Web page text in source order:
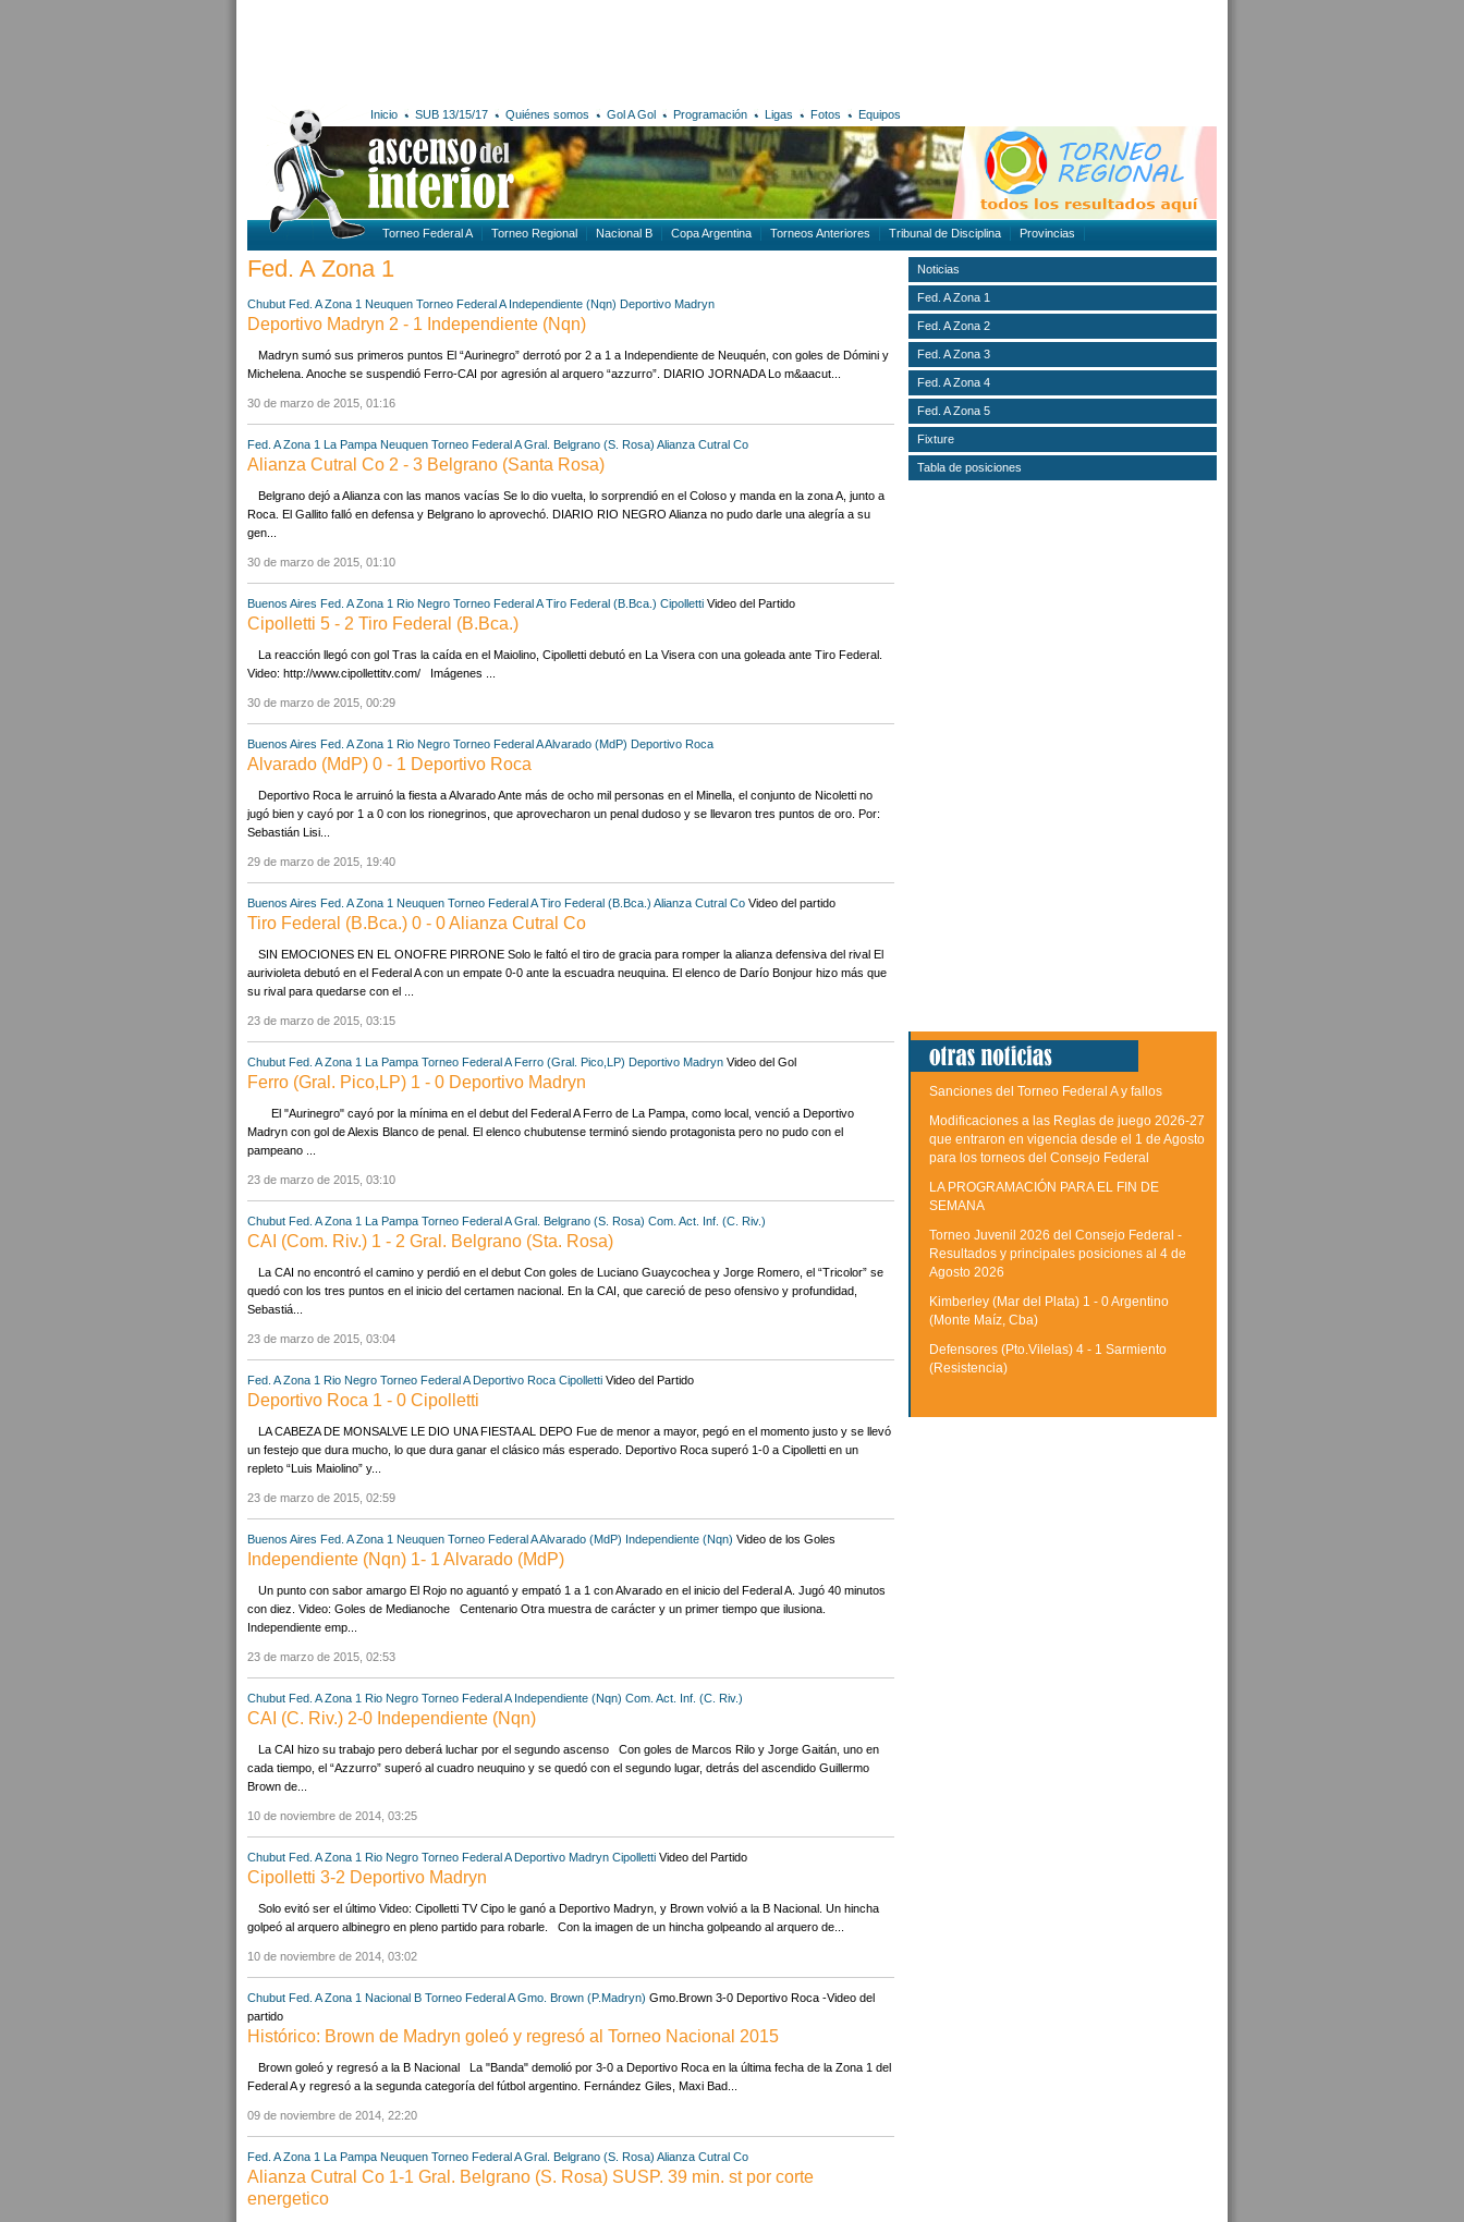
Inicio SUB 13/15/17 Quiénes somos Gol A Gol Programación Ligas Fotos Equipos
Torneo Federal A Torneo Regional Nacional B Copa Argentina Torneos Anteriores Tribunal de Disciplina Provincias
Fed. A Zona 1
Chubut Fed. A Zona 1 Neuquen Torneo Federal A Independiente (Nqn) Deportivo Madryn
Deportivo Madryn 2 - 1 Independiente (Nqn)
Madryn sumó sus primeros puntos El “Aurinegro” derrotó por 2 a 1 a Independiente de Neuquén, con goles de Dómini y
Michelena. Anoche se suspendió Ferro-CAI por agresión al arquero “azzurro”. DIARIO JORNADA Lo m&aacut...
30 de marzo de 2015, 01:16
Fed. A Zona 1 La Pampa Neuquen Torneo Federal A Gral. Belgrano (S. Rosa) Alianza Cutral Co
Alianza Cutral Co 2 - 3 Belgrano (Santa Rosa)
Belgrano dejó a Alianza con las manos vacías Se lo dio vuelta, lo sorprendió en el Coloso y manda en la zona A, junto a
Roca. El Gallito falló en defensa y Belgrano lo aprovechó. DIARIO RIO NEGRO Alianza no pudo darle una alegría a su
gen...
30 de marzo de 2015, 01:10
Buenos Aires Fed. A Zona 1 Rio Negro Torneo Federal A Tiro Federal (B.Bca.) Cipolletti Video del Partido
Cipolletti 5 - 2 Tiro Federal (B.Bca.)
La reacción llegó con gol Tras la caída en el Maiolino, Cipolletti debutó en La Visera con una goleada ante Tiro Federal.
Video: http://www.cipollettitv.com/ Imágenes ...
30 de marzo de 2015, 00:29
Buenos Aires Fed. A Zona 1 Rio Negro Torneo Federal AAlvarado (MdP) Deportivo Roca
Alvarado (MdP) 0 - 1 Deportivo Roca
Deportivo Roca le arruinó la fiesta a Alvarado Ante más de ocho mil personas en el Minella, el conjunto de Nicoletti no
jugó bien y cayó por 1 a 0 con los rionegrinos, que aprovecharon un penal dudoso y se llevaron tres puntos de oro. Por:
Sebastián Lisi...
29 de marzo de 2015, 19:40
Buenos Aires Fed. A Zona 1 Neuquen Torneo Federal A Tiro Federal (B.Bca.) Alianza Cutral Co Video del partido
Tiro Federal (B.Bca.) 0 - 0 Alianza Cutral Co
SIN EMOCIONES EN EL ONOFRE PIRRONE Solo le faltó el tiro de gracia para romper la alianza defensiva del rival El
aurivioleta debutó en el Federal A con un empate 0-0 ante la escuadra neuquina. El elenco de Darío Bonjour hizo más que
su rival para quedarse con el ...
23 de marzo de 2015, 03:15
Chubut Fed. A Zona 1 La Pampa Torneo Federal A Ferro (Gral. Pico,LP) Deportivo Madryn Video del Gol
Ferro (Gral. Pico,LP) 1 - 0 Deportivo Madryn
El "Aurinegro" cayó por la mínima en el debut del Federal A Ferro de La Pampa, como local, venció a Deportivo
Madryn con gol de Alexis Blanco de penal. El elenco chubutense terminó siendo protagonista pero no pudo con el
pampeano ...
23 de marzo de 2015, 03:10
Chubut Fed. A Zona 1 La Pampa Torneo Federal A Gral. Belgrano (S. Rosa) Com. Act. Inf. (C. Riv.)
CAI (Com. Riv.) 1 - 2 Gral. Belgrano (Sta. Rosa)
La CAI no encontró el camino y perdió en el debut Con goles de Luciano Guaycochea y Jorge Romero, el “Tricolor” se
quedó con los tres puntos en el inicio del certamen nacional. En la CAI, que careció de peso ofensivo y profundidad,
Sebastiá...
23 de marzo de 2015, 03:04
Fed. A Zona 1 Rio Negro Torneo Federal A Deportivo Roca Cipolletti Video del Partido
Deportivo Roca 1 - 0 Cipolletti
LA CABEZA DE MONSALVE LE DIO UNA FIESTA AL DEPO Fue de menor a mayor, pegó en el momento justo y se llevó
un festejo que dura mucho, lo que dura ganar el clásico más esperado. Deportivo Roca superó 1-0 a Cipolletti en un
repleto “Luis Maiolino” y...
23 de marzo de 2015, 02:59
Buenos Aires Fed. A Zona 1 Neuquen Torneo Federal AAlvarado (MdP) Independiente (Nqn) Video de los Goles
Independiente (Nqn) 1- 1 Alvarado (MdP)
Un punto con sabor amargo El Rojo no aguantó y empató 1 a 1 con Alvarado en el inicio del Federal A. Jugó 40 minutos
con diez. Video: Goles de Medianoche Centenario Otra muestra de carácter y un primer tiempo que ilusiona.
Independiente emp...
23 de marzo de 2015, 02:53
Chubut Fed. A Zona 1 Rio Negro Torneo Federal A Independiente (Nqn) Com. Act. Inf. (C. Riv.)
CAI (C. Riv.) 2-0 Independiente (Nqn)
La CAI hizo su trabajo pero deberá luchar por el segundo ascenso Con goles de Marcos Rilo y Jorge Gaitán, uno en
cada tiempo, el “Azzurro” superó al cuadro neuquino y se quedó con el segundo lugar, detrás del ascendido Guillermo
Brown de...
10 de noviembre de 2014, 03:25
Chubut Fed. A Zona 1 Rio Negro Torneo Federal A Deportivo Madryn Cipolletti Video del Partido
Cipolletti 3-2 Deportivo Madryn
Solo evitó ser el último Video: Cipolletti TV Cipo le ganó a Deportivo Madryn, y Brown volvió a la B Nacional. Un hincha
golpeó al arquero albinegro en pleno partido para robarle. Con la imagen de un hincha golpeando al arquero de...
10 de noviembre de 2014, 03:02
Chubut Fed. A Zona 1 Nacional B Torneo Federal A Gmo. Brown (P.Madryn) Gmo.Brown 3-0 Deportivo Roca -Video del
partido
Histórico: Brown de Madryn goleó y regresó al Torneo Nacional 2015
Brown goleó y regresó a la B Nacional La "Banda" demolió por 3-0 a Deportivo Roca en la última fecha de la Zona 1 del
Federal A y regresó a la segunda categoría del fútbol argentino. Fernández Giles, Maxi Bad...
09 de noviembre de 2014, 22:20
Fed. A Zona 1 La Pampa Neuquen Torneo Federal A Gral. Belgrano (S. Rosa) Alianza Cutral Co
Alianza Cutral Co 1-1 Gral. Belgrano (S. Rosa) SUSP. 39 min. st por corte
energetico
Noticias
Fed. A Zona 1
Fed. A Zona 2
Fed. A Zona 3
Fed. A Zona 4
Fed. A Zona 5
Fixture
Tabla de posiciones
Sanciones del Torneo Federal A y fallos
Modificaciones a las Reglas de juego 2026-27
que entraron en vigencia desde el 1 de Agosto
para los torneos del Consejo Federal
LA PROGRAMACIÓN PARA EL FIN DE
SEMANA
Torneo Juvenil 2026 del Consejo Federal -
Resultados y principales posiciones al 4 de
Agosto 2026
Kimberley (Mar del Plata) 1 - 0 Argentino
(Monte Maíz, Cba)
Defensores (Pto.Vilelas) 4 - 1 Sarmiento
(Resistencia)